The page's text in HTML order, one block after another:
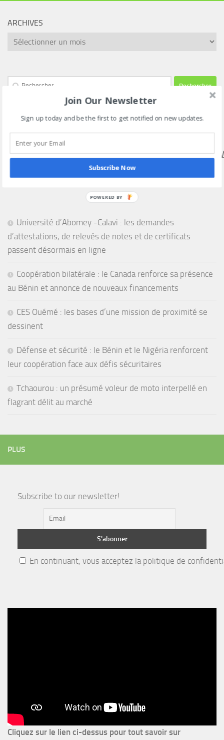
ARCHIVES
Archives
Rechercher :
LIEN
HTTPS://WHATSAPP.COM/CHANNEL/
Université d’Abomey -Calavi : les demandes
d’attestations, de relevés de notes et de certificats
passent désormais en ligne
Coopération bilatérale : le Canada renforce sa présence
au Bénin et annonce de nouveaux financements
CES Ouémé : les bases d’une mission de proximité se
dessinent
Défense et sécurité : le Bénin et le Nigéria renforcent
leur coopération face aux défis sécuritaires
Tchaourou : un présumé voleur de moto interpellé en
flagrant délit au marché
PLUS
Subscribe to our newsletter!
En continuant, vous acceptez la politique de
Cliquez sur le lien ci-dessus pour tout savoir sur
Join Our Newsletter
Sign up today and be the first to get notified on new updates.
Subscribe Now
POWERED BY